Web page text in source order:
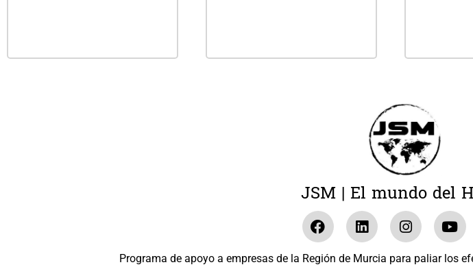
JSM | El mundo del
Programa de apoyo a empresas de la Región de Murcia para paliar los